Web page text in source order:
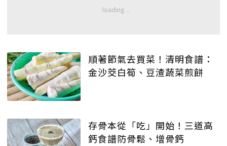
順著節氣去買菜！清明食譜：
金沙茭白筍、豆渣蔬菜煎餅
存骨本從「吃」開始！三道高
鈣食譜防骨鬆、增骨鈣